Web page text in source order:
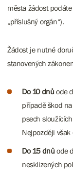
města žádost
„příslušný orgán“).
Žádost je nutné
stanovených
Do 10 dnů ode
případě škod
psech
Nejpozději však
Do 15 dnů ode
nesklizených